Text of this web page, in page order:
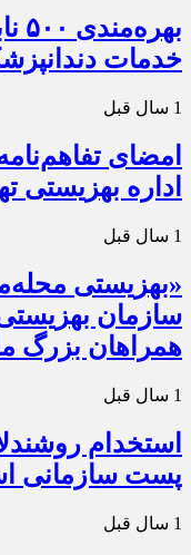
خدمات
1 سال قبل
امضای
اداره بهزیستی
1 سال قبل
«بهزیستی
سازمان
همراهان بزرگ
1 سال قبل
استخدام
پست سازمانی‌
1 سال قبل